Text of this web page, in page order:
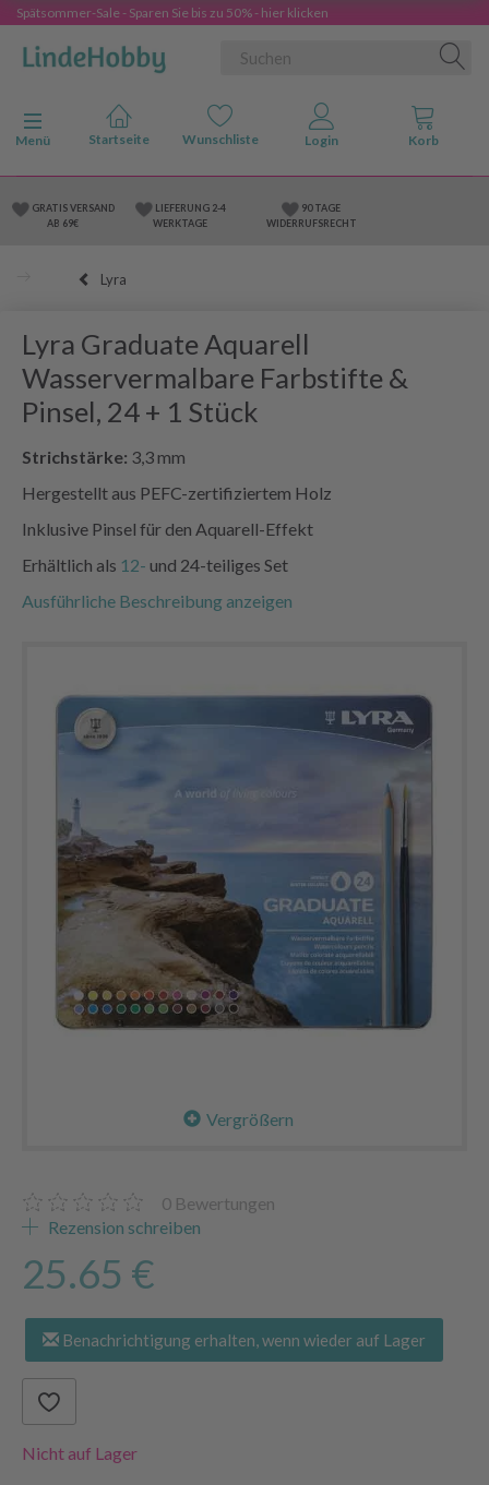
Spätsommer-Sale - Sparen Sie bis zu 50% - hier klicken
Anzeige ändern
Menü
GRATIS VERSAND
AB 69€
LIEFERUNG 2-4
WERKTAGE
90 TAGE
WIDERRUFSRECHT
Lyra
Lyra Graduate Aquarell
Wasservermalbare Farbstifte &
Pinsel, 24 + 1 Stück
Strichstärke: 3,3 mm
Hergestellt aus PEFC-zertifiziertem Holz
Inklusive Pinsel für den Aquarell-Effekt
Erhältlich als 12- und 24-teiliges Set
Ausführliche Beschreibung anzeigen
Vergrößern
0 Bewertungen
Rezension schreiben
25.65 €
Benachrichtigung erhalten, wenn wieder auf Lager
Nicht auf Lager